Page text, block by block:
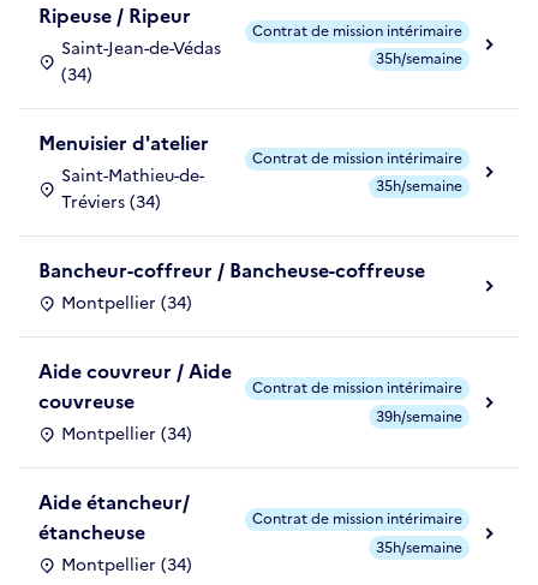
Ripeuse / Ripeur
Saint-Jean-de-Védas
(34)
Contrat de mission intérimaire
35h/semaine
Menuisier d'atelier
Saint-Mathieu-de-
Tréviers (34)
Contrat de mission intérimaire
35h/semaine
Bancheur-coffreur / Bancheuse-coffreuse
Montpellier (34)
Aide couvreur / Aide
couvreuse
Montpellier (34)
Contrat de mission intérimaire
39h/semaine
Aide étancheur/
étancheuse
Montpellier (34)
Contrat de mission intérimaire
35h/semaine